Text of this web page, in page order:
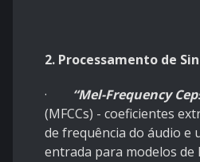
2. Processamento de
· “Mel-Frequency
(MFCCs) - coeficientes
de frequência do áudio e
entrada para modelos de